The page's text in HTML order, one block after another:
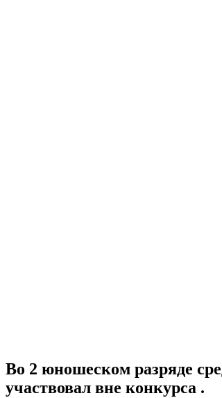
Во 2 юношеском разряде
участвовал вне конкурса .